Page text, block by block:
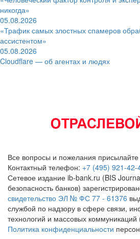
никогда»
05.08.2026
«Трафик самых злостных спамеров
ассистентом»
05.08.2026
Cloudflare — об агентах и людях
Все вопросы и пожелания присылайте
Контактный телефон: +7 (495) 921-42-
Сетевое издание ib-bank.ru (BIS
безопасность банков)
свидетельство ЭЛ № ФС 77 - 61376
службой по надзору в сфере связи,
технологий и массовых коммуникаций
Политика конфиденциальности